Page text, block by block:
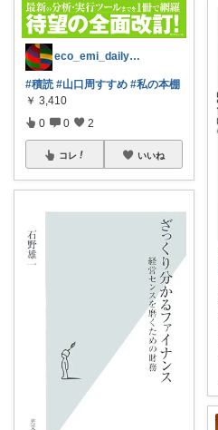
eco_emi_dailykaimono
#積読 #山口周すすめ #私の本棚
￥ 3,410
0 0 2
コレ いいね